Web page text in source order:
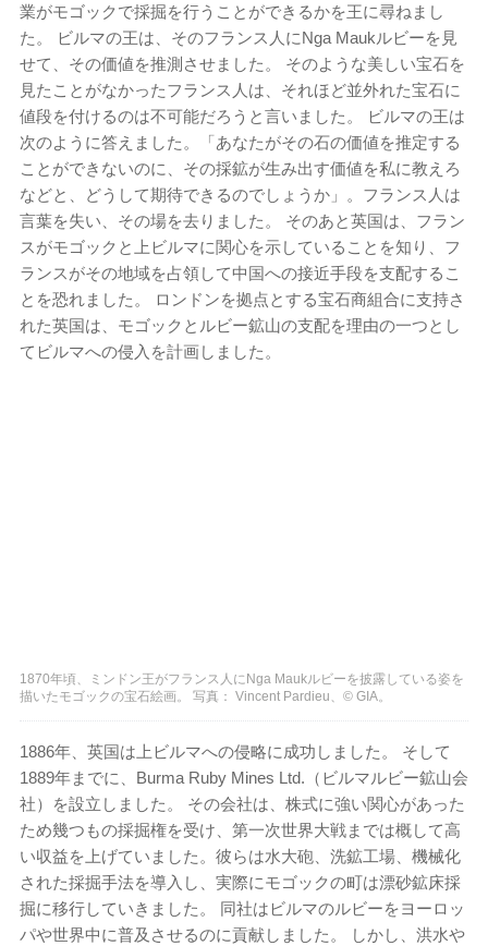
業がモゴックで採掘を行うことができるかを王に尋ねまし
た。 ビルマの王は、そのフランス人にNga Maukルビーを見
せて、その価値を推測させました。 そのような美しい宝石を
見たことがなかったフランス人は、それほど並外れた宝石に
値段を付けるのは不可能だろうと言いました。 ビルマの王は
次のように答えました。「あなたがその石の価値を推定する
ことができないのに、その採鉱が生み出す価値を私に教えろ
などと、どうして期待できるのでしょうか」。フランス人は
言葉を失い、その場を去りました。 そのあと英国は、フラン
スがモゴックと上ビルマに関心を示していることを知り、フ
ランスがその地域を占領して中国への接近手段を支配するこ
とを恐れました。 ロンドンを拠点とする宝石商組合に支持さ
れた英国は、モゴックとルビー鉱山の支配を理由の一つとし
てビルマへの侵入を計画しました。
1870年頃、ミンドン王がフランス人にNga Maukルビーを披露している姿を
描いたモゴックの宝石絵画。 写真： Vincent Pardieu、© GIA。
1886年、英国は上ビルマへの侵略に成功しました。 そして
1889年までに、Burma Ruby Mines Ltd.（ビルマルビー鉱山会
社）を設立しました。 その会社は、株式に強い関心があった
ため幾つもの採掘権を受け、第一次世界大戦までは概して高
い収益を上げていました。彼らは水大砲、洗鉱工場、機械化
された採掘手法を導入し、実際にモゴックの町は漂砂鉱床採
掘に移行していきました。 同社はビルマのルビーをヨーロッ
パや世界中に普及させるのに貢献しました。 しかし、洪水や